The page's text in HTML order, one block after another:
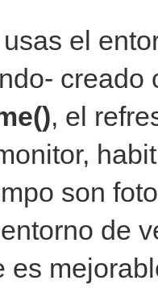
el
creado
, el
son
de
es